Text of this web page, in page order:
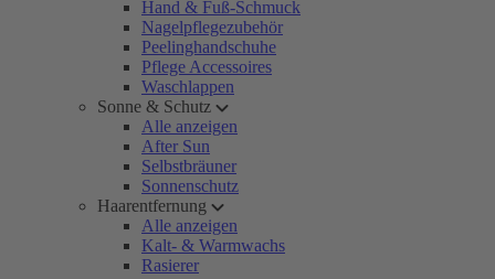
Hand & Fuß-Schmuck
Nagelpflegezubehör
Peelinghandschuhe
Pflege Accessoires
Waschlappen
Sonne & Schutz
Alle anzeigen
After Sun
Selbstbräuner
Sonnenschutz
Haarentfernung
Alle anzeigen
Kalt- & Warmwachs
Rasierer